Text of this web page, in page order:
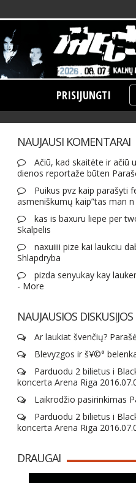
PRISIJUNGTI
NAUJAUSI KOMENTARAI
Ačiū, kad skaitėte ir ačiū
dienos reportaže būten
Puikus pvz kaip parašyti
asmeniškumų kaip”tas man
kas is baxuru liepe per
Skalpelis
naxuiiii pize kai laukciu
Shlapdryba
pizda senyukay kay
- More
NAUJAUSIOS DISKUSIJOS
Ar laukiat švenčių?
Blevyzgos ir š¥©°
Parduodu 2 bilietus i
koncerta Arena Riga
Laikrodžio pasirinkimas
Parduodu 2 bilietus i
koncerta Arena Riga
DRAUGAI